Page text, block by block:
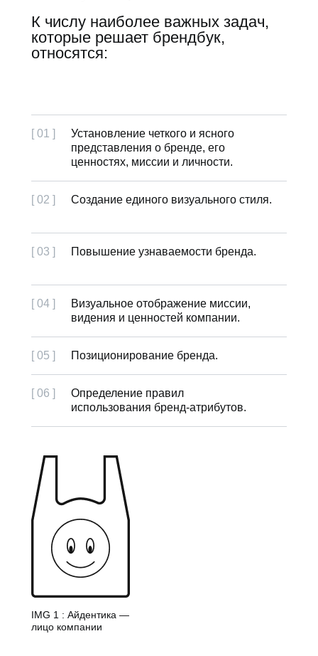
К числу наиболее важных задач,
которые решает брендбук,
относятся:
IMG 1 : Айдентика —
лицо компании
Установление четкого и ясного
представления о бренде, его
ценностях, миссии и личности.
[ 01 ]
Создание единого визуального стиля.
[ 02 ]
Повышение узнаваемости бренда.
[ 03 ]
Визуальное отображение миссии,
видения и ценностей компании.
[ 04 ]
Позиционирование бренда.
[ 05 ]
Определение правил
использования бренд-атрибутов.
[ 06 ]